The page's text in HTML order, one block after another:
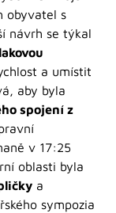
obyvatel s
návrh se týkal
a umístit
aby byla
spojení z
v 17:25
oblasti byla
a
sympozia